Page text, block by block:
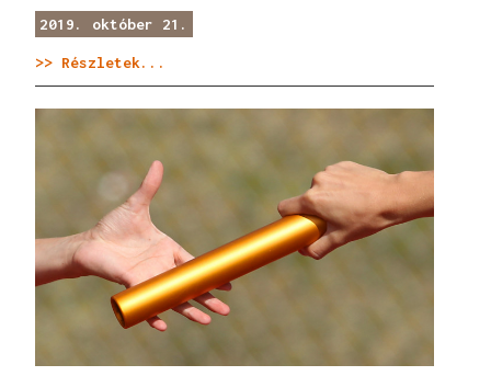
2019. október 21.
>> Részletek...